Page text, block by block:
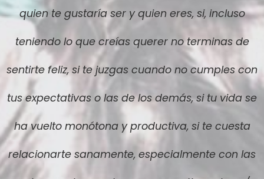
quien te gustaría ser y quien eres, si, incluso
teniendo lo que creías querer no terminas de
sentirte feliz, si te juzgas cuando no cumples con
tus expectativas o las de los demás, si tu vida se
ha vuelto monótona y productiva, si te cuesta
relacionarte sanamente, especialmente con las